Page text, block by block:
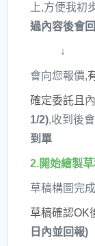
上,方便我初
過內容後會
↓​
會向您報價,
確定委託且
1/2),收到後
到單
2.開始繪製
草稿構圖完
草稿確認OK
日內並回報)